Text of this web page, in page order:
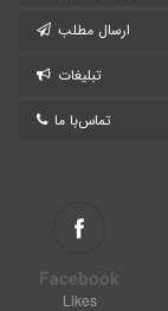
ارسال مطلب
تبلیغات
تماس‌با ما
Facebook
Likes